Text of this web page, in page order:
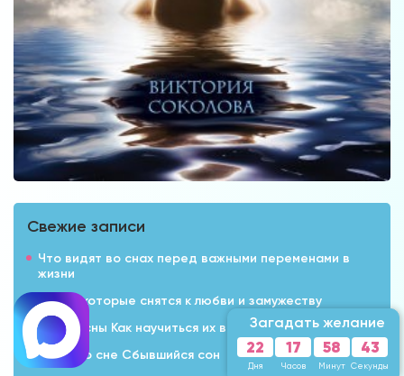
Свежие записи
Что видят во снах перед важными переменами в
жизни
5 снов которые снятся к любви и замужеству
Вещие сны Как научиться их видеть
Голос во сне Сбывшийся сон
Загадать желание
22
Дня
17
Часов
58
Минут
41
Секунда